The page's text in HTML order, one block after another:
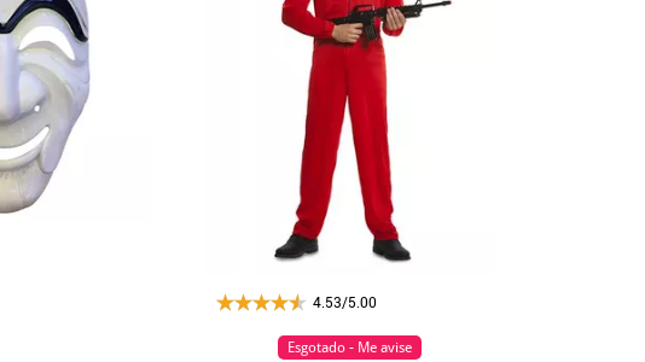
4.53/5.00
Esgotado - Me avise